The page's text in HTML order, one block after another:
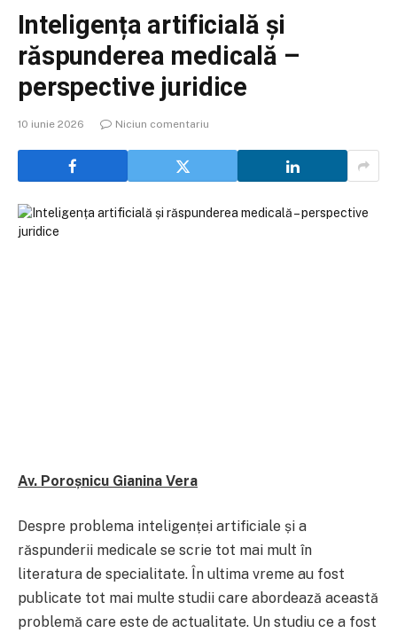
Inteligența artificială și
răspunderea medicală –
perspective juridice
10 iunie 2026 Niciun comentariu
Av. Poroșnicu Gianina Vera
Despre problema inteligenței artificiale și a
răspunderii medicale se scrie tot mai mult în
literatura de specialitate. În ultima vreme au fost
publicate tot mai multe studii care abordează această
problemă care este de actualitate. Un studiu ce a fost